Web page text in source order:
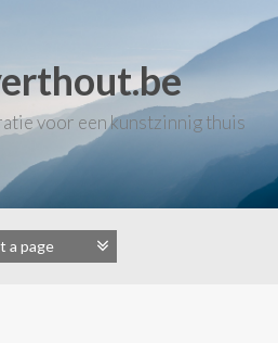
voor een kunstzinnig thuis